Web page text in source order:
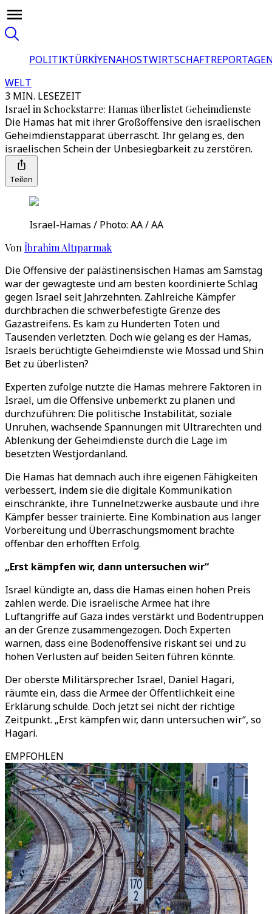
POLITIKTÜRKİYENAHOSTWIRTSCHAFT
WELT
3 MIN. LESEZEIT
Israel in Schockstarre: Hamas überlistet Geheimdienste
Die Hamas hat mit ihrer Großoffensive den israelischen
Geheimdienstapparat überrascht. Ihr gelang es, den
israelischen Schein der Unbesiegbarkeit zu zerstören.
Teilen
Israel-Hamas / Photo: AA / AA
Von İbrahim Altıparmak
Die Offensive der palästinensischen Hamas am Samstag
war der gewagteste und am besten koordinierte Schlag
gegen Israel seit Jahrzehnten. Zahlreiche Kämpfer
durchbrachen die schwerbefestigte Grenze des
Gazastreifens. Es kam zu Hunderten Toten und
Tausenden verletzten. Doch wie gelang es der Hamas,
Israels berüchtigte Geheimdienste wie Mossad und Shin
Bet zu überlisten?
Experten zufolge nutzte die Hamas mehrere Faktoren in
Israel, um die Offensive unbemerkt zu planen und
durchzuführen: Die politische Instabilität, soziale
Unruhen, wachsende Spannungen mit Ultrarechten und
Ablenkung der Geheimdienste durch die Lage im
besetzten Westjordanland.
Die Hamas hat demnach auch ihre eigenen Fähigkeiten
verbessert, indem sie die digitale Kommunikation
einschränkte, ihre Tunnelnetzwerke ausbaute und ihre
Kämpfer besser trainierte. Eine Kombination aus langer
Vorbereitung und Überraschungsmoment brachte
offenbar den erhofften Erfolg.
„Erst kämpfen wir, dann untersuchen wir“
Israel kündigte an, dass die Hamas einen hohen Preis
zahlen werde. Die israelische Armee hat ihre
Luftangriffe auf Gaza indes verstärkt und Bodentruppen
an der Grenze zusammengezogen. Doch Experten
warnen, dass eine Bodenoffensive riskant sei und zu
hohen Verlusten auf beiden Seiten führen könnte.
Der oberste Militärsprecher Israel, Daniel Hagari,
räumte ein, dass die Armee der Öffentlichkeit eine
Erklärung schulde. Doch jetzt sei nicht der richtige
Zeitpunkt. „Erst kämpfen wir, dann untersuchen wir“, so
Hagari.
EMPFOHLEN